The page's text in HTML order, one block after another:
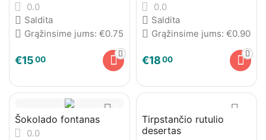
0.0
Saldita
Grąžinsime jums: €0.75
€1500
0.0
Saldita
Grąžinsime jums: €0.90
€1800
Šokolado fontanas
0.0
Tirpstančio rutulio
desertas